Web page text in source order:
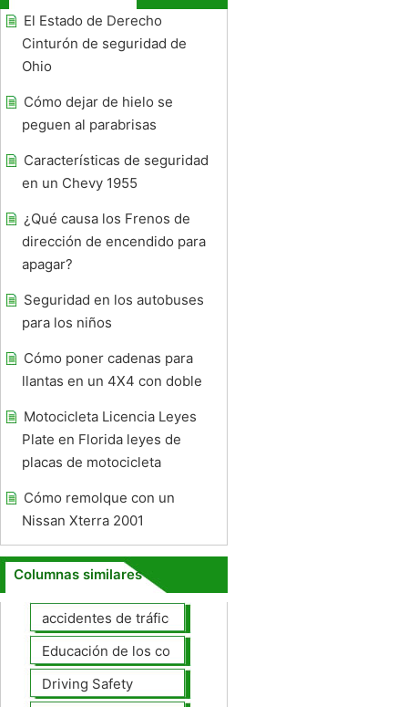
El Estado de Derecho
Cinturón de seguridad de
Ohio
Cómo dejar de hielo se
peguen al parabrisas
Características de seguridad
en un Chevy 1955
¿Qué causa los Frenos de
dirección de encendido para
apagar?
Seguridad en los autobuses
para los niños
Cómo poner cadenas para
llantas en un 4X4 con doble
Motocicleta Licencia Leyes
Plate en Florida leyes de
placas de motocicleta
Cómo remolque con un
Nissan Xterra 2001
Columnas similares
accidentes de tráfico
Educación de los conductores
Driving Safety